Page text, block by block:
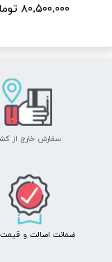
۸۰,۵۰۰,۰۰۰ تومان
سفارش خارج از
ضمانت اصالت و قیمت​​​​​​​